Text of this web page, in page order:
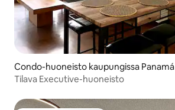
Condo-huoneisto kaupungissa Panamá
Tilava Executive-huoneisto